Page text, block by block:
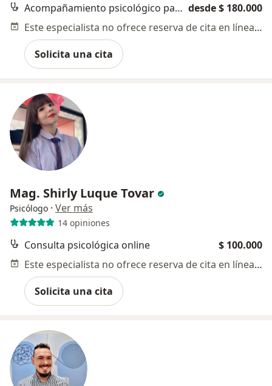
Acompañamiento psicológico para pacientes oncológicos desde $ 180.000
Este especialista no ofrece reserva de cita en línea en esta dirección.
Solicita una cita
Mag. Shirly Luque Tovar
Psicólogo · Ver más
14 opiniones
Consulta psicológica online
$ 100.000
Este especialista no ofrece reserva de cita en línea en esta dirección.
Solicita una cita